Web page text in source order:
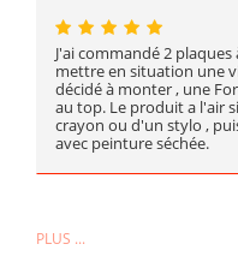
J'ai commandé 2
mettre en situation une
décidé à monter , une
au top. Le produit a l'air
crayon ou d'un stylo ,
avec peinture séchée.
PLUS ...